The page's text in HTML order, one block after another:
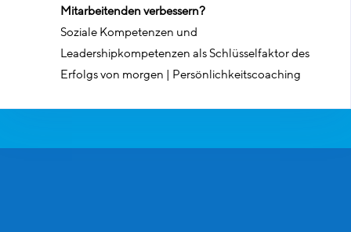
Mitarbeitenden verbessern?
Soziale Kompetenzen und
Leadershipkompetenzen als Schlüsselfaktor des
Erfolgs von morgen | Persönlichkeitscoaching